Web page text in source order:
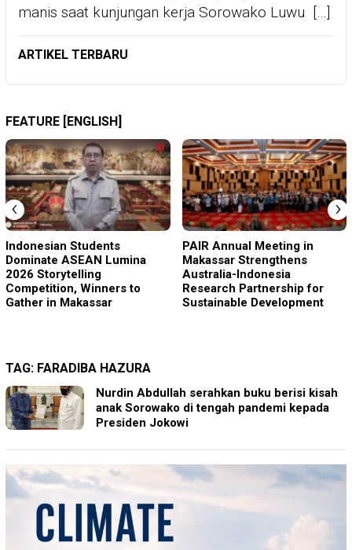
manis saat kunjungan kerja Sorowako Luwu […]
ARTIKEL TERBARU
FEATURE [ENGLISH]
Indonesian Students
Dominate ASEAN Lumina
2026 Storytelling
Competition, Winners to
Gather in Makassar
PAIR Annual Meeting in
Makassar Strengthens
Australia-Indonesia
Research Partnership for
Sustainable Development
‹ ›
TAG: FARADIBA HAZURA
Nurdin Abdullah serahkan buku berisi kisah
anak Sorowako di tengah pandemi kepada
Presiden Jokowi